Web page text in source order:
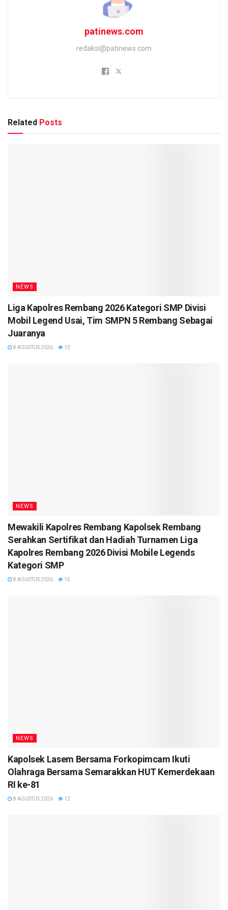
patinews.com
redaksi@patinews.com
Related Posts
NEWS
Liga Kapolres Rembang 2026 Kategori SMP Divisi
Mobil Legend Usai, Tim SMPN 5 Rembang Sebagai
Juaranya
8 AGUSTUS 2026 12
NEWS
Mewakili Kapolres Rembang Kapolsek Rembang
Serahkan Sertifikat dan Hadiah Turnamen Liga
Kapolres Rembang 2026 Divisi Mobile Legends
Kategori SMP
8 AGUSTUS 2026 15
NEWS
Kapolsek Lasem Bersama Forkopimcam Ikuti
Olahraga Bersama Semarakkan HUT Kemerdekaan
RI ke-81
8 AGUSTUS 2026 12